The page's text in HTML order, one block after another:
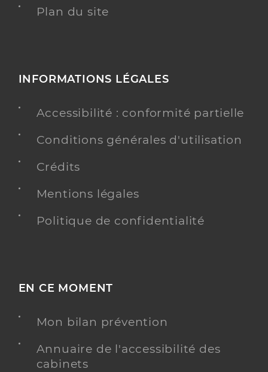
Plan du site
INFORMATIONS LÉGALES
Accessibilité : conformité partielle
Conditions générales d'utilisation
Crédits
Mentions légales
Politique de confidentialité
EN CE MOMENT
Mon bilan prévention
Annuaire de l'accessibilité des
cabinets